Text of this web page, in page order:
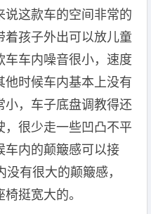
说这款车的空间非常的
着孩子外出可以放儿童
车车内噪音很小，速度
他时候车内基本上没有
小，车子底盘调教得还
，很少走一些凹凸不平
车内的颠簸感可以接
有很大的颠簸感，
挺宽大的。